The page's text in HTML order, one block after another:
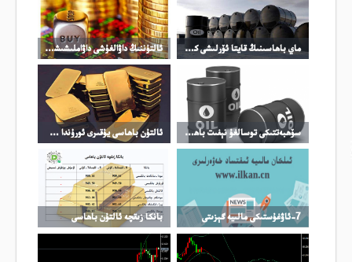
ماي باھاسىنىڭ قايتا ئۆرلىشى كۈمۈش باھاسىنىڭ ئۆرلىشىنى چەكلىدى ئالتۇننىڭ داۋالغۇشى داۋاملىشىشى مۇمكىن
سۆھبەتتىكى توسالغۇ نېفىت باھاسىنىڭ ئۆرلىشىگە تىرەك بولدى ئالتۇن باھاسى يۇقىرى ئورۇندا چىڭ تۇرماقتا
7-ئاۋغۇستىكى مالىيە گېزىتى بانكا زىقچە ئالتۇن باھاسى